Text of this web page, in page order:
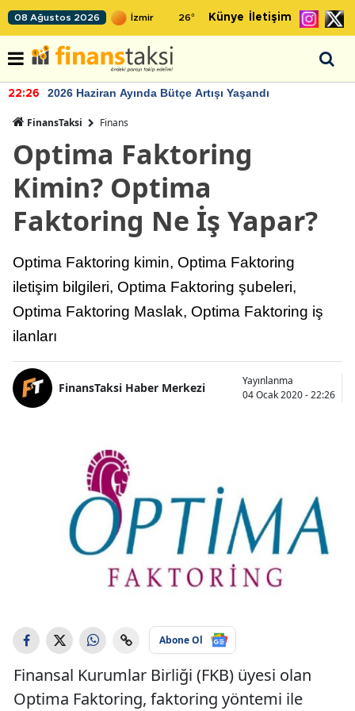
08 Ağustos 2026 26° Künye İletişim
22:26 2026 Haziran Ayında Bütçe Artışı Yaşandı
FinansTaksi Finans
Optima Faktoring
Kimin? Optima
Faktoring Ne İş Yapar?
Optima Faktoring kimin, Optima Faktoring
iletişim bilgileri, Optima Faktoring şubeleri,
Optima Faktoring Maslak, Optima Faktoring iş
ilanları
FinansTaksi Haber Merkezi
Yayınlanma
04 Ocak 2020 - 22:26
Abone Ol
Finansal Kurumlar Birliği (FKB) üyesi olan
Optima Faktoring, faktoring yöntemi ile